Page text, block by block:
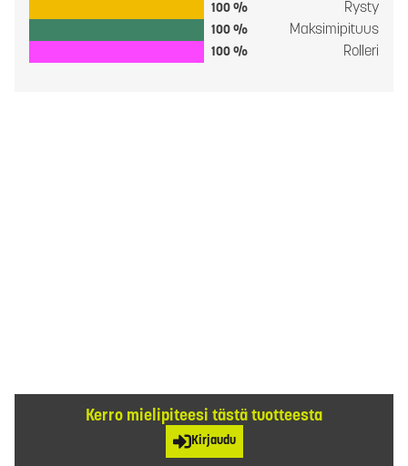
100 % Rysty
100 % Maksimipituus
100 % Rolleri
Kerro mielipiteesi tästä tuotteesta
Kirjaudu